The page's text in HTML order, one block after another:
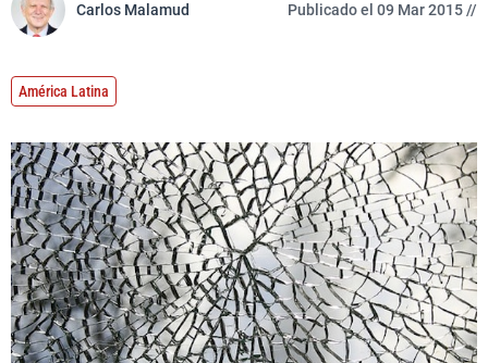
Carlos Malamud Publicado el 09 Mar 2015 //
América Latina